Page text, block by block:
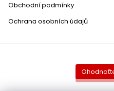
Obchodní podmínky
Ochrana osobních údajů